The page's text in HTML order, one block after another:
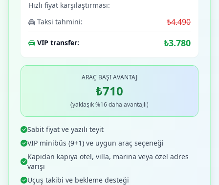
Hızlı fiyat karşılaştırması:
Taksi tahmini:
₺4.490
VIP transfer: ₺3.780
ARAÇ BAŞI AVANTAJ
₺710
(yaklaşık %16 daha avantajlı)
Sabit fiyat ve yazılı teyit
VIP minibüs (9+1) ve uygun araç seçeneği
Kapıdan kapıya otel, villa, marina veya özel adres
varışı
Uçuş takibi ve bekleme desteği